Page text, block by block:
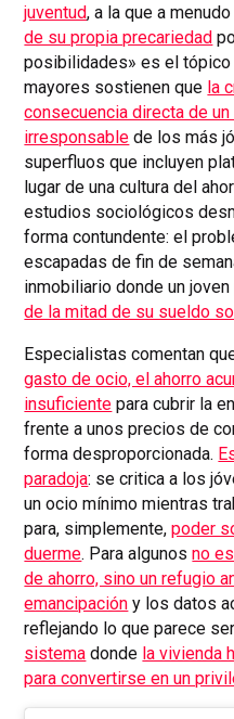
juventud, a la que a
de su propia precariedad
posibilidades» es el tópico
mayores sostienen que la
consecuencia directa de
irresponsable de los más
superfluos que incluyen
lugar de una cultura del
estudios sociológicos
forma contundente: el
escapadas de fin de
inmobiliario donde un
de la mitad de su sueldo
Especialistas comentan
gasto de ocio, el ahorro
insuficiente para cubrir la
frente a unos precios de
forma desproporcionada.
paradoja: se critica a los
un ocio mínimo mientras
para, simplemente,poder
duerme. Para algunosno
de ahorro, sino un refugio
emancipación y los datos
reflejando lo que parece
sistema donde la vivienda
para convertirse en un